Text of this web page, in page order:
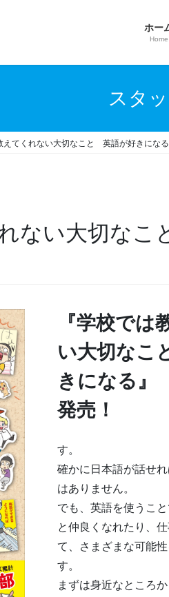
ホー
Home
スタ
えてくれない大切なこと 英語が好きになる
れない大切な
『学校では
い大切な
きになる』
発売！
す。
確かに日本語が話せ
はありません。
でも、英語を使うこ
と仲良くなれたり、
て、さまざまな可能
す。
まずは身近なところ